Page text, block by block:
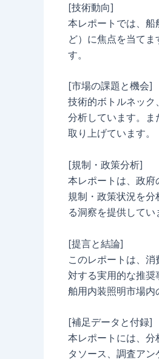
[技術動向]
本レポートでは、
ど）に焦点を当て
す。
[市場の課題と機会]
技術的ボトルネッ
分析しています。
取り上げています。
[規制・政策分析]
本レポートは、政
規制・政策状況を
る洞察を提供してい
[提言と結論]
このレポートは、
対する実用的な推
舶用内装照明市場内
[補足データと付録]
本レポートには、
タソース、調査ア